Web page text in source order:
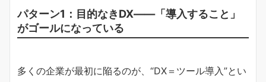
パターン1：目的なきDX――「導入すること」
がゴールになっている
多くの企業が最初に陥るのが、“DX＝ツール導入”とい